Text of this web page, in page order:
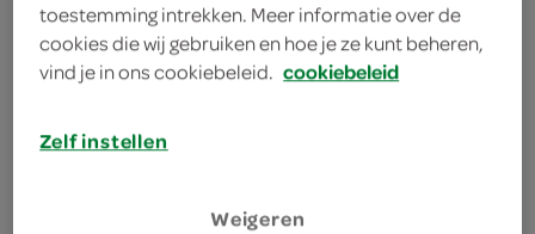
toestemming intrekken. Meer informatie over de
cookies die wij gebruiken en hoe je ze kunt beheren,
vind je in ons cookiebeleid. cookiebeleid
Zelf instellen
Weigeren